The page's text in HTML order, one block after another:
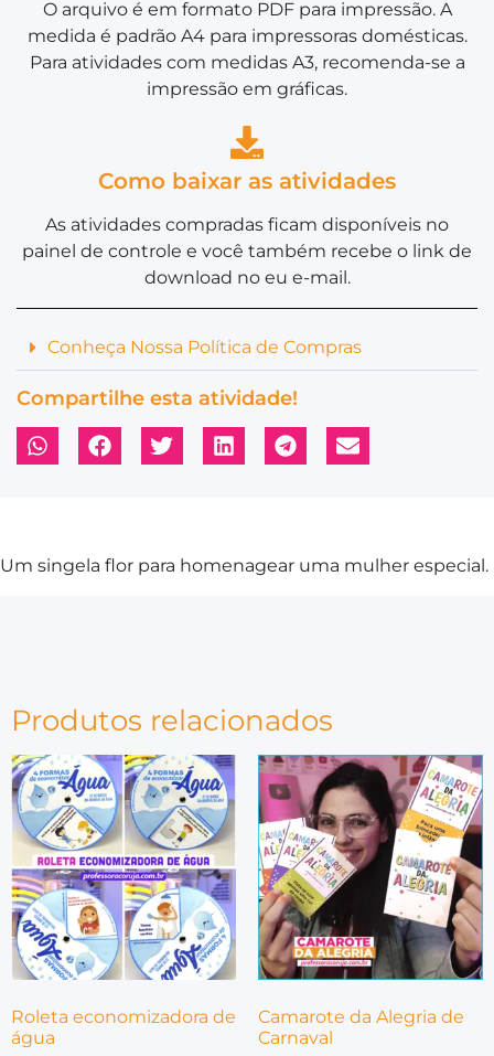
O arquivo é em formato PDF para impressão. A
medida é padrão A4 para impressoras domésticas.
Para atividades com medidas A3, recomenda-se a
impressão em gráficas.
Como baixar as atividades
As atividades compradas ficam disponíveis no
painel de controle e você também recebe o link de
download no eu e-mail.
Conheça Nossa Política de Compras
Compartilhe esta atividade!
Um singela flor para homenagear uma mulher especial.
Produtos relacionados
Roleta economizadora de
água
Camarote da Alegria de
Carnaval